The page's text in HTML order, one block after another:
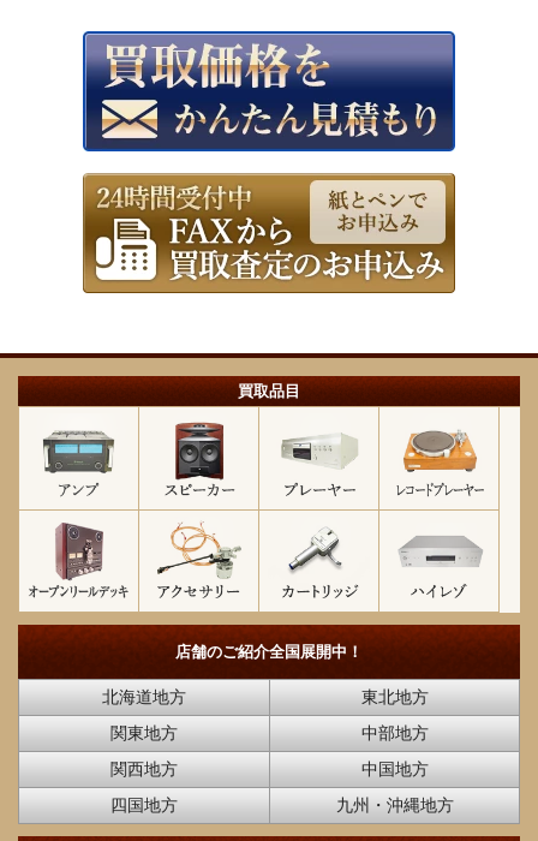
買取品目
店舗のご紹介全国展開中！
北海道地方
東北地方
関東地方
中部地方
関西地方
中国地方
四国地方
九州・沖縄地方